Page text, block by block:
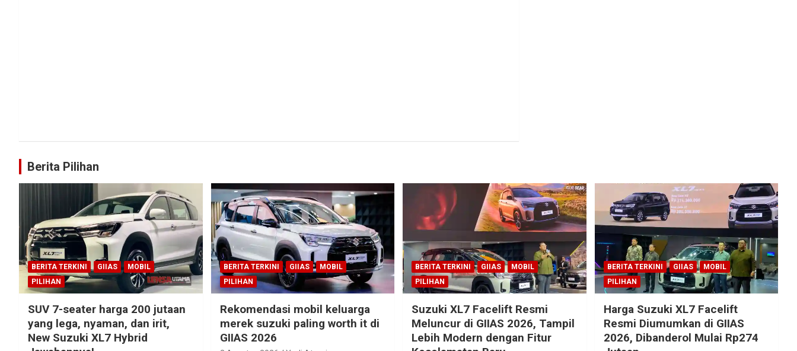
Berita Pilihan
BERITA TERKINI GIIAS
MOBIL
PILIHAN
SUV 7-seater harga 200 jutaan
yang lega, nyaman, dan irit,
New Suzuki XL7 Hybrid
BERITA TERKINI GIIAS
MOBIL
PILIHAN
Rekomendasi mobil keluarga
merek suzuki paling worth it di
GIIAS 2026
BERITA TERKINI GIIAS
MOBIL
PILIHAN
Suzuki XL7 Facelift Resmi
Meluncur di GIIAS 2026, Tampil
Lebih Modern dengan Fitur
BERITA TERKINI GIIAS
MOBIL
PILIHAN
Harga Suzuki XL7 Facelift
Resmi Diumumkan di GIIAS
2026, Dibanderol Mulai Rp274